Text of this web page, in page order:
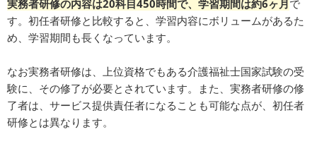
実務者研修の内容は20科目450時間で、学習期間は約6ヶ月で
す。初任者研修と比較すると、学習内容にボリュームがあるた
め、学習期間も長くなっています。
なお実務者研修は、上位資格でもある介護福祉士国家試験の受
験に、その修了が必要とされています。また、実務者研修の修
了者は、サービス提供責任者になることも可能な点が、初任者
研修とは異なります。